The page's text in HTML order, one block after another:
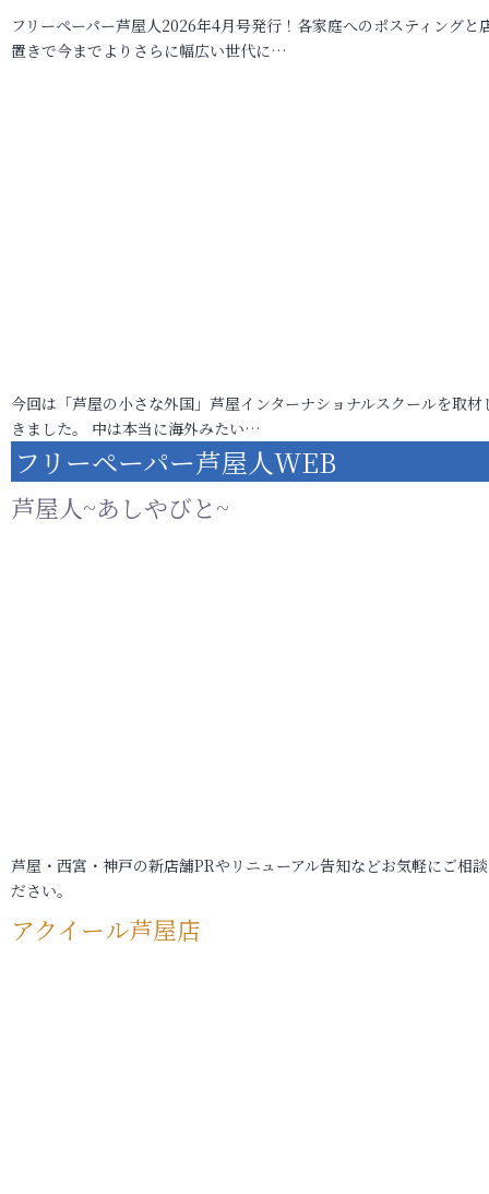
フリーペーパー芦屋人2026年4月号発行！各家庭へのポスティングと
置きで今までよりさらに幅広い世代に…
今回は「芦屋の小さな外国」芦屋インターナショナルスクールを取材
きました。 中は本当に海外みたい…
フリーペーパー芦屋人WEB
芦屋人~あしやびと~
芦屋・西宮・神戸の新店舗PRやリニューアル告知などお気軽にご相
ださい。
アクイール芦屋店